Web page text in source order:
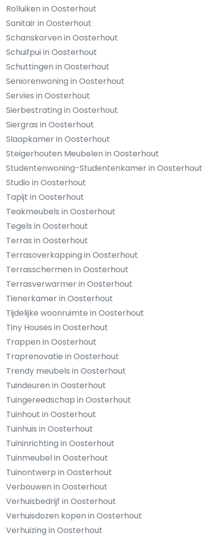
Rolluiken in Oosterhout
Sanitair in Oosterhout
Schanskorven in Oosterhout
Schuifpui in Oosterhout
Schuttingen in Oosterhout
Seniorenwoning in Oosterhout
Servies in Oosterhout
Sierbestrating in Oosterhout
Siergras in Oosterhout
Slaapkamer in Oosterhout
Steigerhouten Meubelen in Oosterhout
Studentenwoning-Studentenkamer in Oosterhout
Studio in Oosterhout
Tapijt in Oosterhout
Teakmeubels in Oosterhout
Tegels in Oosterhout
Terras in Oosterhout
Terrasoverkapping in Oosterhout
Terrasschermen in Oosterhout
Terrasverwarmer in Oosterhout
Tienerkamer in Oosterhout
Tijdelijke woonruimte in Oosterhout
Tiny Houses in Oosterhout
Trappen in Oosterhout
Traprenovatie in Oosterhout
Trendy meubels in Oosterhout
Tuindeuren in Oosterhout
Tuingereedschap in Oosterhout
Tuinhout in Oosterhout
Tuinhuis in Oosterhout
Tuininrichting in Oosterhout
Tuinmeubel in Oosterhout
Tuinontwerp in Oosterhout
Verbouwen in Oosterhout
Verhuisbedrijf in Oosterhout
Verhuisdozen kopen in Oosterhout
Verhuizing in Oosterhout